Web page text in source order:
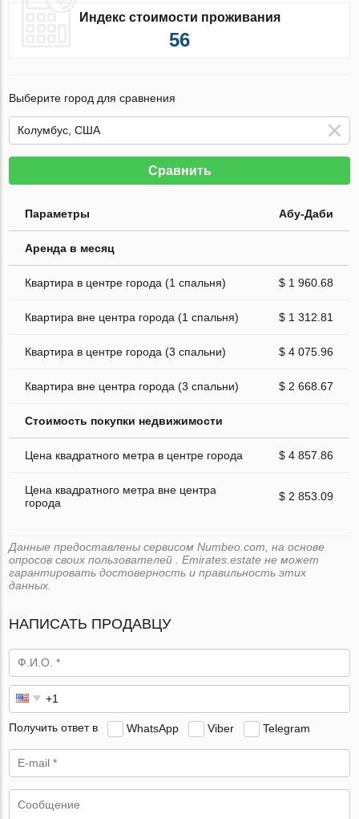
Индекс стоимости проживания
56
Выберите город для сравнения
Сравнить
Параметры Абу-Даби
Аренда в месяц
Квартира в центре города (1 спальня) $ 1 960.68
Квартира вне центра города (1 спальня) $ 1 312.81
Квартира в центре города (3 спальни) $ 4 075.96
Квартира вне центра города (3 спальни) $ 2 668.67
Стоимость покупки недвижимости
Цена квадратного метра в центре города $ 4 857.86
Цена квадратного метра вне центра
города
$ 2 853.09
Данные предоставлены сервисом Numbeo.com, на основе
опросов своих пользователей . Emirates.estate не может
гарантировать достоверность и правильность этих
данных.
НАПИСАТЬ ПРОДАВЦУ
Получить ответ в WhatsApp Viber Telegram